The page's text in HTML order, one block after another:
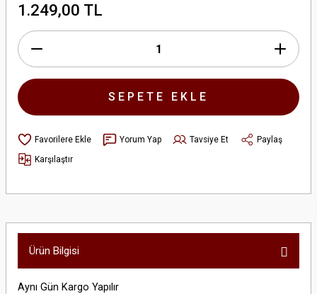
1.249,00 TL
SEPETE EKLE
Yorum Yap Tavsiye Et
Paylaş
Karşılaştır
Ürün Bilgisi
Aynı Gün Kargo Yapılır